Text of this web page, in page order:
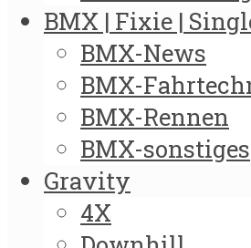
BMX | Fixie |
BMX-News
BMX-
BMX-Rennen
BMX-sonstiges
Gravity
4X